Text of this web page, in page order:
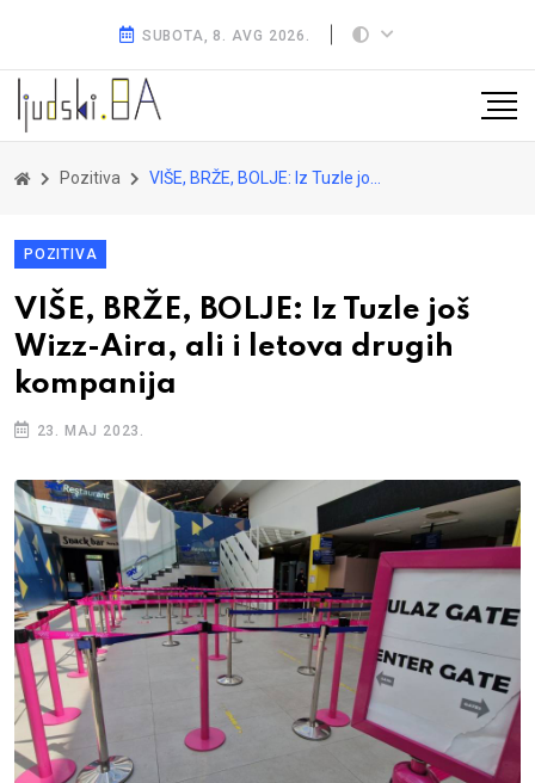
SUBOTA, 8. AVG 2026.
Pozitiva VIŠE, BRŽE, BOLJE: Iz Tuzle još Wizz-Aira, ali i letova drugih kompanija
POZITIVA
VIŠE, BRŽE, BOLJE: Iz Tuzle još
Wizz-Aira, ali i letova drugih
kompanija
23. MAJ 2023.